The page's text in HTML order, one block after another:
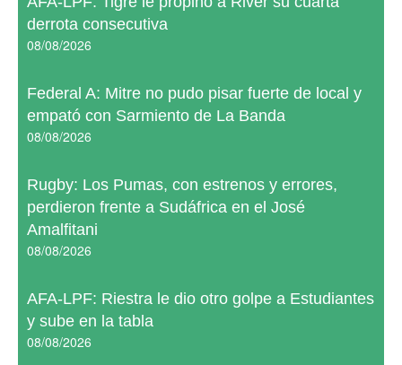
derrota consecutiva
08/08/2026
Federal A: Mitre no pudo pisar fuerte de local y
empató con Sarmiento de La Banda
08/08/2026
Rugby: Los Pumas, con estrenos y errores,
perdieron frente a Sudáfrica en el José
Amalfitani
08/08/2026
AFA-LPF: Riestra le dio otro golpe a Estudiantes
y sube en la tabla
08/08/2026